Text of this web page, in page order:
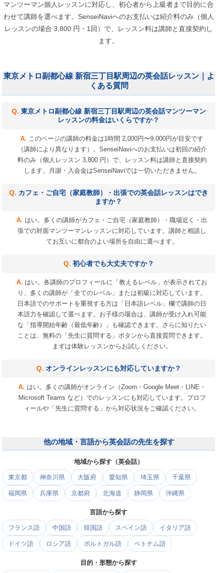
マンツーマン個人レッスンに対応し、初心者から上級者まで目的に合
わせて講師を選べます。SenseiNaviへのお支払いは紹介料のみ（個人
レッスンの場合 3,800 円・1回）で、レッスン料は講師と直接契約し
ます。
東京メトロ副都心線 新宿三丁目駅周辺の英会話レッスン｜よ
くある質問
東京メトロ副都心線 新宿三丁目駅周辺の英会話マンツーマン
レッスンの料金はいくらですか？
このページの講師の料金は1時間 2,000円〜9,000円が目安です
（講師により異なります）。SenseiNaviへのお支払いは初回の紹介
料のみ（個人レッスン 3,800 円）で、レッスン料は講師と直接契約
します。月謝・入会金はSenseiNaviでは一切いただきません。
カフェ・ご自宅（家庭教師）・出張での英会話レッスンはでき
ますか？
はい。多くの講師がカフェ・ご自宅（家庭教師）・職場近く・出
張での対面マンツーマンレッスンに対応しています。講師と相談し
てお互いに都合のよい場所を自由に選べます。
初心者でも大丈夫ですか？
はい。各講師のプロフィールに「教えるレベル」が表示されてお
り、多くの講師が「全てのレベル」または初級に対応しています。
日本語でのサポートを重視する方は「日本語レベル」欄で講師の日
本語力を確認して選べます。お子様の場合は、講師が受け入れ可能
な「指導開始年齢（最低年齢）」も確認できます。さらに知りたい
ことは、無料の「先生に質問する」ボタンから直接質問できます。
まずは体験レッスンからお試しください。
オンラインレッスンにも対応していますか？
はい。多くの講師がオンライン（Zoom・Google Meet・LINE・
Microsoft Teams など）でのレッスンにも対応しています。プロフ
ィールや「先生に質問する」から対応状況をご確認ください。
他の地域・言語から英会話の先生を探す
地域から探す（英会話）
東京都 神奈川県 大阪府 愛知県 埼玉県 千葉県
福岡県 兵庫県 京都府 北海道 静岡県 沖縄県
言語から探す
フランス語 中国語 韓国語 スペイン語 イタリア語
ドイツ語 ロシア語 ポルトガル語 ベトナム語
目的・形態から探す